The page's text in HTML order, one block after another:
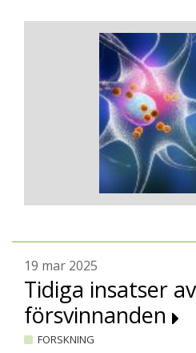
19 mar 2025
Tidiga insatser
försvinnanden
FORSKNING